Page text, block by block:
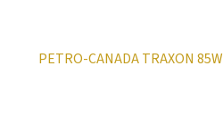
PETRO-CANADA TRAXON